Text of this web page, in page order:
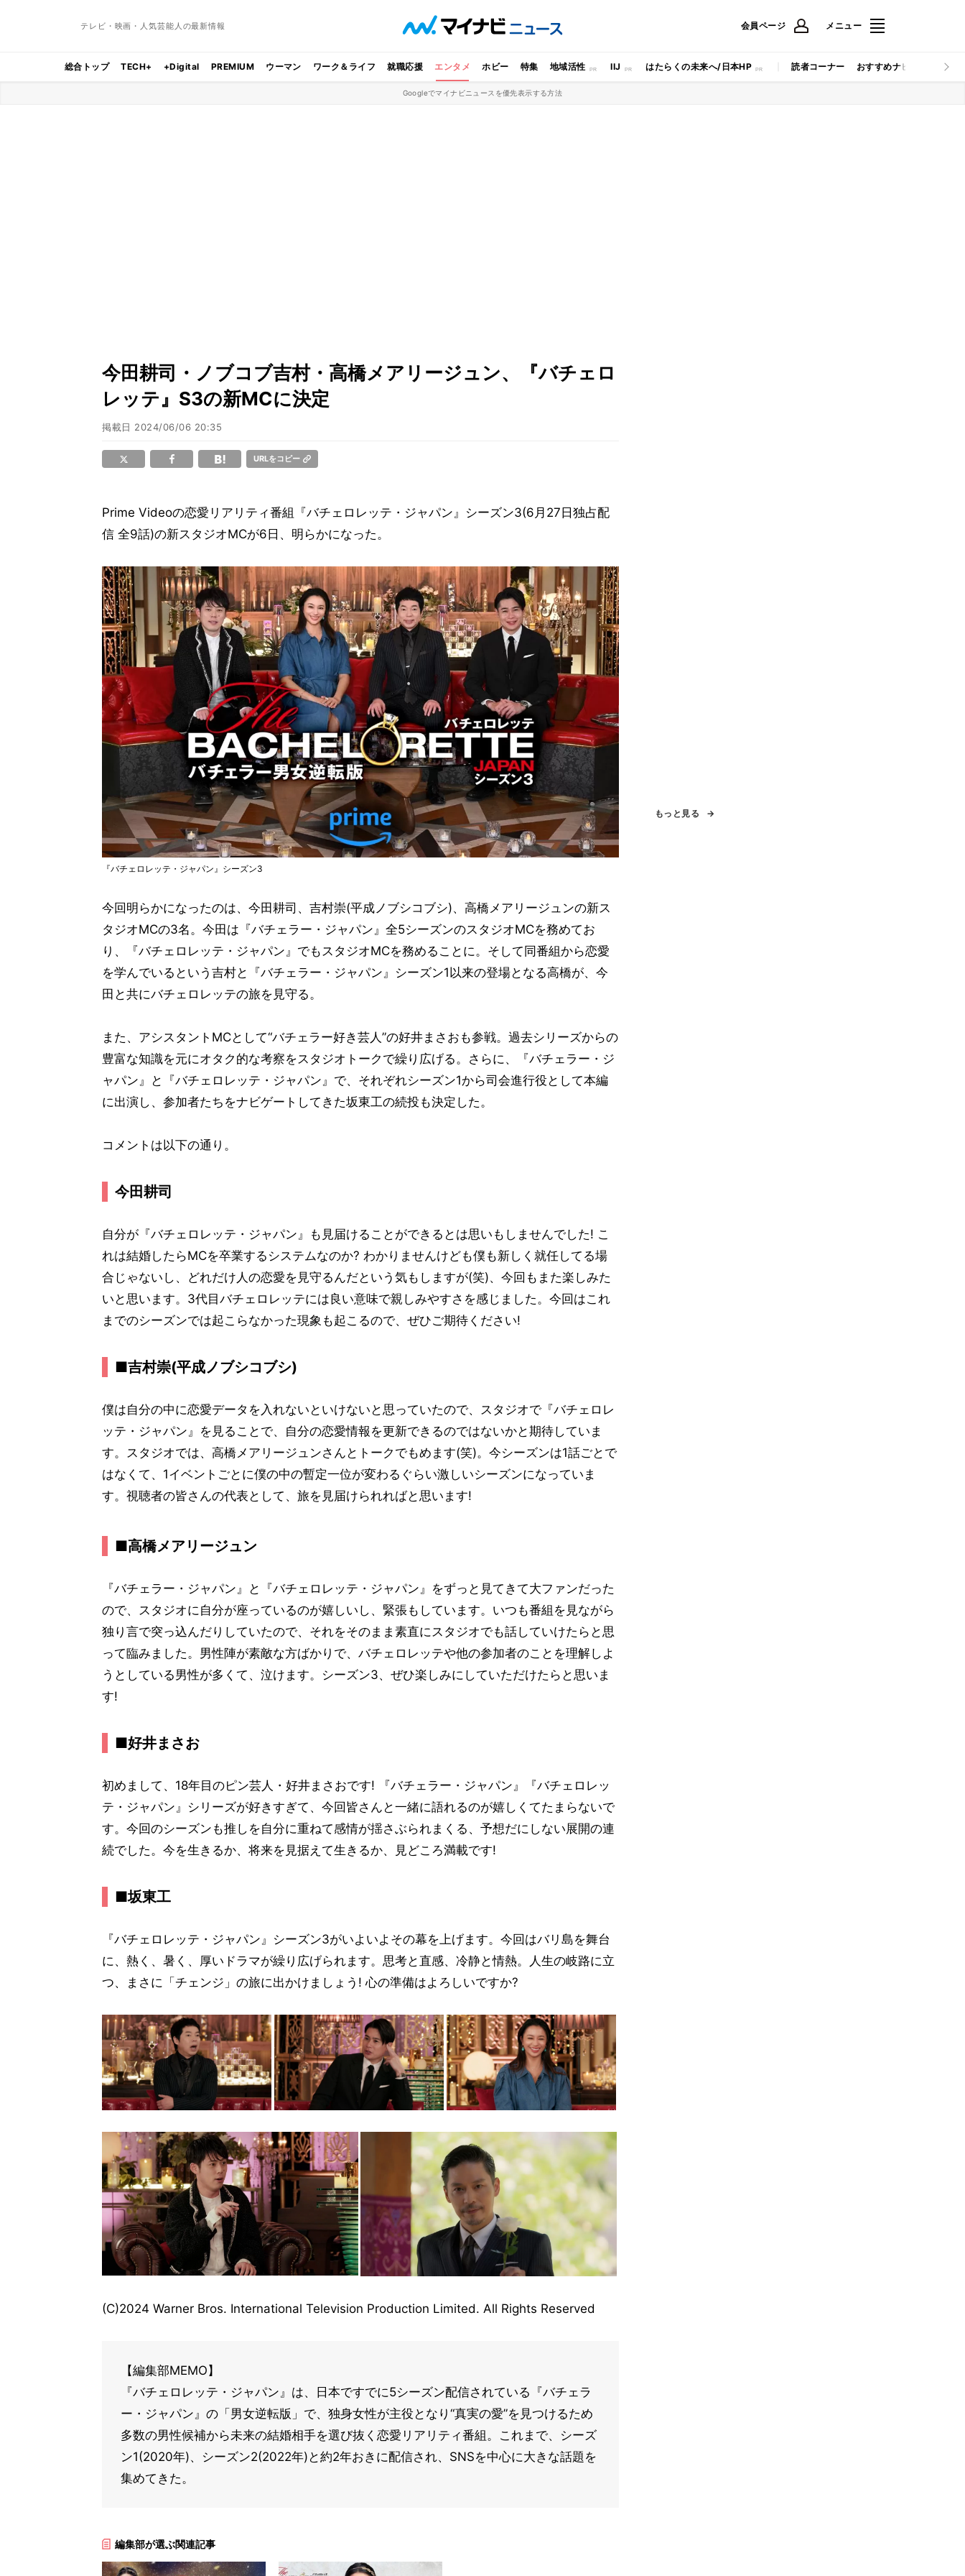
テレビ・映画・人気芸能人の最新情報 会員ページ メニュー
総合トップ TECH+ +Digital PREMIUM ウーマン ワーク＆ライフ 就職応援 エンタメ ホビー 特集 地域活性 IIJ はたらくの未来へ/日本HP 読者コーナー おすすめナビ マイナビ
Googleでマイナビニュースを優先表示する方法
今田耕司・ノブコブ吉村・高橋メアリージュン、『バチェロ
レッテ』S3の新MCに決定
掲載日 2024/06/06 20:35
URLをコピー
Prime Videoの恋愛リアリティ番組『バチェロレッテ・ジャパン』シーズン3(6月27日独占配
信 全9話)の新スタジオMCが6日、明らかになった。
『バチェロレッテ・ジャパン』シーズン3
今回明らかになったのは、今田耕司、吉村崇(平成ノブシコブシ)、高橋メアリージュンの新ス
タジオMCの3名。今田は『バチェラー・ジャパン』全5シーズンのスタジオMCを務めてお
り、『バチェロレッテ・ジャパン』でもスタジオMCを務めることに。そして同番組から恋愛
を学んでいるという吉村と『バチェラー・ジャパン』シーズン1以来の登場となる高橋が、今
田と共にバチェロレッテの旅を見守る。
また、アシスタントMCとして“バチェラー好き芸人”の好井まさおも参戦。過去シリーズからの
豊富な知識を元にオタク的な考察をスタジオトークで繰り広げる。さらに、『バチェラー・ジ
ャパン』と『バチェロレッテ・ジャパン』で、それぞれシーズン1から司会進行役として本編
に出演し、参加者たちをナビゲートしてきた坂東工の続投も決定した。
コメントは以下の通り。
今田耕司
自分が『バチェロレッテ・ジャパン』も見届けることができるとは思いもしませんでした! こ
れは結婚したらMCを卒業するシステムなのか? わかりませんけども僕も新しく就任してる場
合じゃないし、どれだけ人の恋愛を見守るんだという気もしますが(笑)、今回もまた楽しみた
いと思います。3代目バチェロレッテには良い意味で親しみやすさを感じました。今回はこれ
までのシーズンでは起こらなかった現象も起こるので、ぜひご期待ください!
■吉村崇(平成ノブシコブシ)
僕は自分の中に恋愛データを入れないといけないと思っていたので、スタジオで『バチェロレ
ッテ・ジャパン』を見ることで、自分の恋愛情報を更新できるのではないかと期待していま
す。スタジオでは、高橋メアリージュンさんとトークでもめます(笑)。今シーズンは1話ごとで
はなくて、1イベントごとに僕の中の暫定一位が変わるぐらい激しいシーズンになっていま
す。視聴者の皆さんの代表として、旅を見届けられればと思います!
■高橋メアリージュン
『バチェラー・ジャパン』と『バチェロレッテ・ジャパン』をずっと見てきて大ファンだった
ので、スタジオに自分が座っているのが嬉しいし、緊張もしています。いつも番組を見ながら
独り言で突っ込んだりしていたので、それをそのまま素直にスタジオでも話していけたらと思
って臨みました。男性陣が素敵な方ばかりで、バチェロレッテや他の参加者のことを理解しよ
うとしている男性が多くて、泣けます。シーズン3、ぜひ楽しみにしていただけたらと思いま
す!
■好井まさお
初めまして、18年目のピン芸人・好井まさおです! 『バチェラー・ジャパン』『バチェロレッ
テ・ジャパン』シリーズが好きすぎて、今回皆さんと一緒に語れるのが嬉しくてたまらないで
す。今回のシーズンも推しを自分に重ねて感情が揺さぶられまくる、予想だにしない展開の連
続でした。今を生きるか、将来を見据えて生きるか、見どころ満載です!
■坂東工
『バチェロレッテ・ジャパン』シーズン3がいよいよその幕を上げます。今回はバリ島を舞台
に、熱く、暑く、厚いドラマが繰り広げられます。思考と直感、冷静と情熱。人生の岐路に立
つ、まさに「チェンジ」の旅に出かけましょう! 心の準備はよろしいですか?
(C)2024 Warner Bros. International Television Production Limited. All Rights Reserved
【編集部MEMO】
『バチェロレッテ・ジャパン』は、日本ですでに5シーズン配信されている『バチェラ
ー・ジャパン』の「男女逆転版」で、独身女性が主役となり“真実の愛”を見つけるため
多数の男性候補から未来の結婚相手を選び抜く恋愛リアリティ番組。これまで、シーズ
ン1(2020年)、シーズン2(2022年)と約2年おきに配信され、SNSを中心に大きな話題を
集めてきた。
編集部が選ぶ関連記事
もっと見る